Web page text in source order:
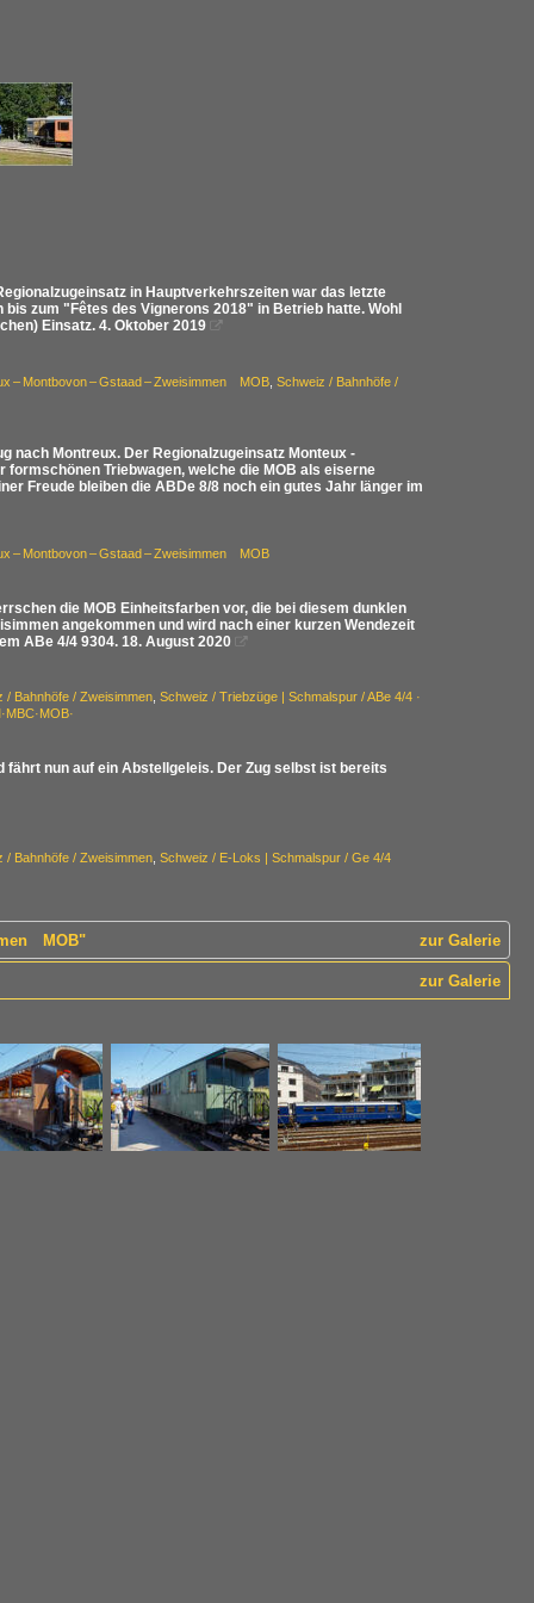
in Hauptverkehrszeiten war das letzte
zum "Fêtes des Vignerons 2018" in Betrieb hatte. Wohl
Einsatz. 4. Oktober 2019

– Montbovon – Gstaad – Zweisimmen MOB Schweiz / Bahnhöfe /
nach Montreux. Der Regionalzugeinsatz Monteux -
Triebwagen, welche die MOB als eiserne
Freude bleiben die ABDe 8/8 noch ein gutes Jahr länger im
– Montbovon – Gstaad – Zweisimmen MOB
die MOB Einheitsfarben vor, die bei diesem dunklen
angekommen und wird nach einer kurzen Wendezeit
ABe 4/4 9304. 18. August 2020

/ Bahnhöfe / Zweisimmen Schweiz / Triebzüge | Schmalspur / ABe 4/4 ·
fährt nun auf ein Abstellgeleis. Der Zug selbst ist bereits
/ Bahnhöfe / Zweisimmen Schweiz / E-Loks | Schmalspur / Ge 4/4
zur Galerie
MOB"
zur Galerie